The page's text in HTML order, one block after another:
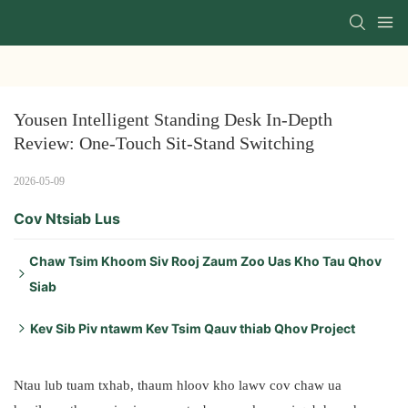
Yousen Intelligent Standing Desk In-Depth
Review: One-Touch Sit-Stand Switching
2026-05-09
Cov Ntsiab Lus
Chaw Tsim Khoom Siv Rooj Zaum Zoo Uas Kho Tau Qhov
Siab
feem ntau siv hauv Yousen project:
Kev Sib Piv ntawm Kev Tsim Qauv thiab Qhov Project
Ntau lub tuam txhab, thaum hloov kho lawv cov chaw ua